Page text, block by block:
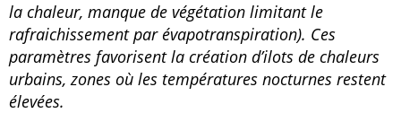
la chaleur, manque de végétation limitant le
rafraichissement par évapotranspiration). Ces
paramètres favorisent la création d’ilots de chaleurs
urbains, zones où les températures nocturnes restent
élevées.